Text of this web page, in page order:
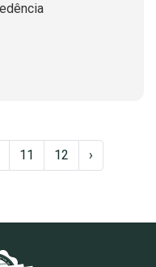
11 12 ›